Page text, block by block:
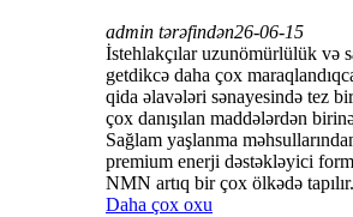
admin tərəfindən26-06-15
İstehlakçılar uzunömürlülük və
getdikcə daha çox
qida əlavələri sənayesində tez
çox danışılan maddələrdən
Sağlam yaşlanma
premium enerji dəstəkləyici
NMN artıq bir çox ölkədə
Daha çox oxu